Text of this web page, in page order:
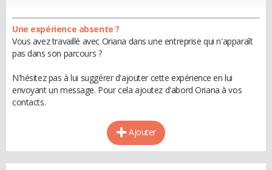
Une expérience absente ?
Vous avez travaillé avec Oriana dans une entreprise qui n'apparaît
pas dans son parcours ?
N'hésitez pas à lui suggérer d'ajouter cette expérience en lui
envoyant un message. Pour cela ajoutez d'abord Oriana à vos
contacts.
Ajouter